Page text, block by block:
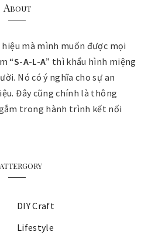
About
mà mình muốn được mọi
“S-A-L-A” thì khẩu hình miệng
Nó có ý nghĩa cho sự an
Đây cũng chính là thông
trong hành trình kết nối
DIY Craft
Lifestyle